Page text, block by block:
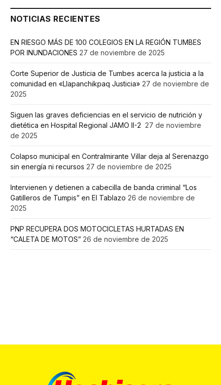
NOTICIAS RECIENTES
EN RIESGO MÁS DE 100 COLEGIOS EN LA REGIÓN TUMBES
POR INUNDACIONES 27 de noviembre de 2025
Corte Superior de Justicia de Tumbes acerca la justicia a la
comunidad en «Llapanchikpaq Justicia» 27 de noviembre de
2025
Siguen las graves deficiencias en el servicio de nutrición y
dietética en Hospital Regional JAMO II-2 27 de noviembre
de 2025
Colapso municipal en Contralmirante Villar deja al Serenazgo
sin energía ni recursos 27 de noviembre de 2025
Intervienen y detienen a cabecilla de banda criminal “Los
Gatilleros de Tumpis” en El Tablazo 26 de noviembre de
2025
PNP RECUPERA DOS MOTOCICLETAS HURTADAS EN
“CALETA DE MOTOS” 26 de noviembre de 2025